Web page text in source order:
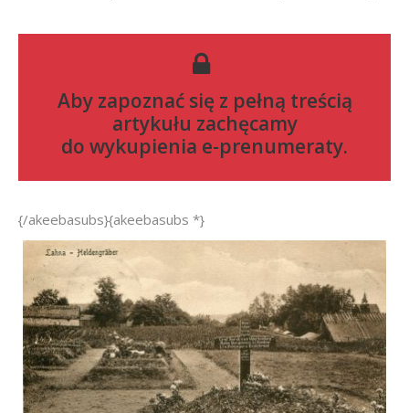
Aby zapoznać się z pełną treścią
artykułu zachęcamy
do wykupienia e-prenumeraty.
{/akeebasubs}{akeebasubs *}